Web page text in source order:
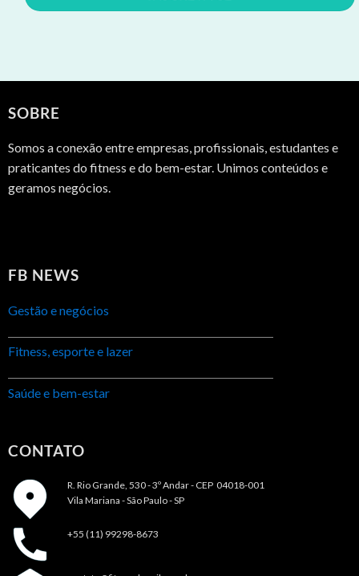
SOBRE
Somos a conexão entre empresas, profissionais, estudantes e
praticantes do fitness e do bem-estar. Unimos conteúdos e
geramos negócios.
FB NEWS
Gestão e negócios
Fitness, esporte e lazer
Saúde e bem-estar
CONTATO
R. Rio Grande, 530 - 3º Andar - CEP 04018-001
Vila Mariana - São Paulo - SP
+55 (11) 99298-8673